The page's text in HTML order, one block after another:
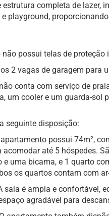
estrutura completa de lazer,
playground,
não possui telas de proteção
2 vagas de garagem para
conta com serviço de
um cooler e um guarda-sol
seguinte disposição:
possui 74m²,
acomodar até 5 hóspedes.
e uma bicama, e 1 quarto
os quartos contam com
sala é ampla e confortável,
agradável para